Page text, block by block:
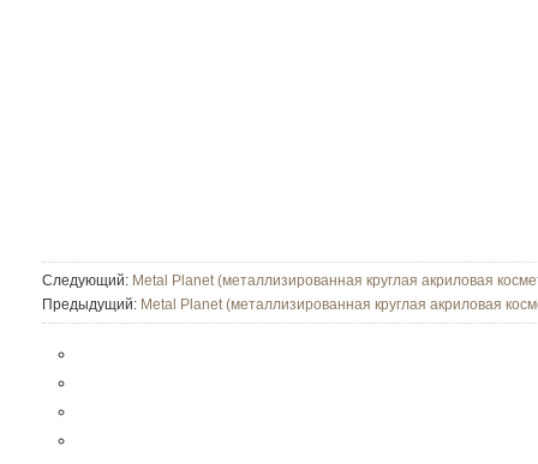
Следующий: Metal Planet (металлизированная круглая акриловая
Предыдущий: Metal Planet (металлизированная круглая акриловая